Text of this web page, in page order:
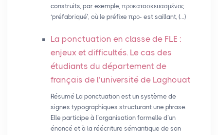
construits, par exemple, προκατασκευασμένος
‘préfabriqué’, où le préfixe προ- est saillant, (…)
La ponctuation en classe de FLE :
enjeux et difficultés. Le cas des
étudiants du département de
français de l’université de Laghouat
Résumé La ponctuation est un système de
signes typographiques structurant une phrase.
Elle participe à l’organisation formelle d’un
énoncé et à la réécriture sémantique de son